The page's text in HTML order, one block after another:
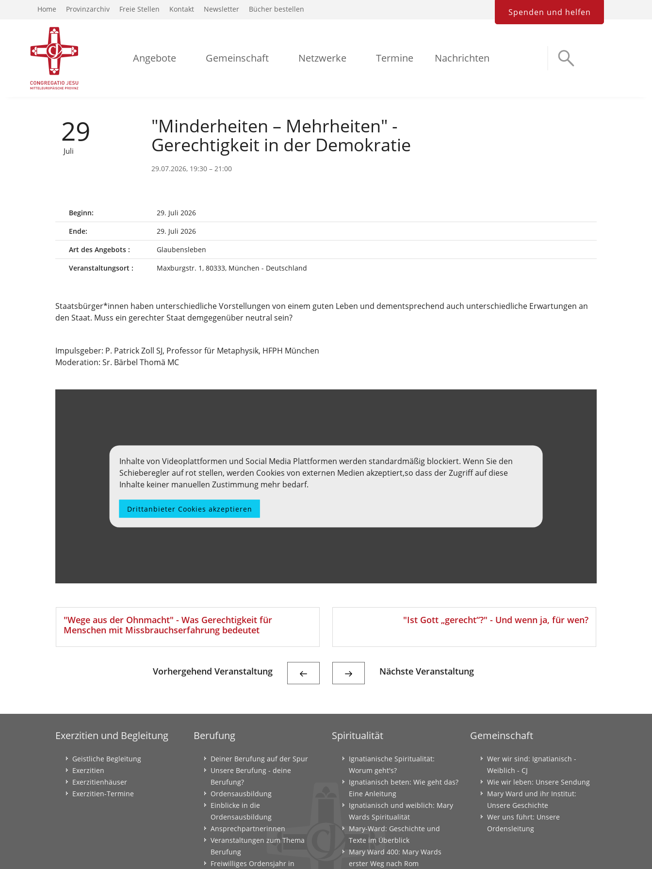
Home Provinzarchiv Freie Stellen Kontakt Newsletter Bücher bestellen Spenden und helfen
Angebote Gemeinschaft Netzwerke Termine Nachrichten
29
Juli
"Minderheiten – Mehrheiten" -
Gerechtigkeit in der Demokratie
29.07.2026, 19:30 – 21:00
Beginn:
29. Juli 2026
Ende:
29. Juli 2026
Art des Angebots :
Glaubensleben
Veranstaltungsort :
Maxburgstr. 1, 80333, München - Deutschland
Staatsbürger*innen haben unterschiedliche Vorstellungen von einem guten Leben und dementsprechend auch unterschiedliche Erwartungen an
den Staat. Muss ein gerechter Staat demgegenüber neutral sein?
Impulsgeber: P. Patrick Zoll SJ, Professor für Metaphysik, HFPH München
Moderation: Sr. Bärbel Thomä MC
Inhalte von Videoplattformen und Social Media Plattformen werden standardmäßig blockiert. Wenn Sie den
Schieberegler auf rot stellen, werden Cookies von externen Medien akzeptiert,so dass der Zugriff auf diese
Inhalte keiner manuellen Zustimmung mehr bedarf.
Drittanbieter Cookies akzeptieren
"Wege aus der Ohnmacht" - Was Gerechtigkeit für
Menschen mit Missbrauchserfahrung bedeutet
Vorhergehend Veranstaltung
"Ist Gott „gerecht“?" - Und wenn ja, für wen?
Nächste Veranstaltung
Exerzitien und Begleitung
Geistliche Begleitung
Exerzitien
Exerzitienhäuser
Exerzitien-Termine
Berufung
Deiner Berufung auf der Spur
Unsere Berufung - deine
Berufung?
Ordensausbildung
Einblicke in die
Ordensausbildung
Ansprechpartnerinnen
Veranstaltungen zum Thema
Berufung
Freiwilliges Ordensjahr in
Spiritualität
Ignatianische Spiritualität:
Worum geht's?
Ignatianisch beten: Wie geht das?
Eine Anleitung
Ignatianisch und weiblich: Mary
Wards Spiritualität
Mary-Ward: Geschichte und
Texte im Überblick
Mary Ward 400: Mary Wards
erster Weg nach Rom
Gemeinschaft
Wer wir sind: Ignatianisch -
Weiblich - CJ
Wie wir leben: Unsere Sendung
Mary Ward und ihr Institut:
Unsere Geschichte
Wer uns führt: Unsere
Ordensleitung